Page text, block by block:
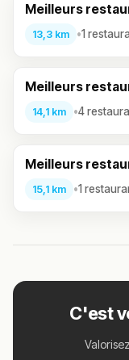
Meilleurs
13,3 km •1
Meilleurs
14,1 km •4
Meilleurs
15,1 km •1
C'est